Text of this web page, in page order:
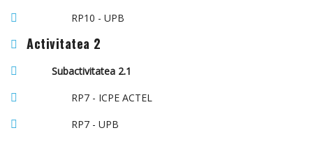
RP10 - UPB
Activitatea 2
Subactivitatea 2.1
RP7 - ICPE ACTEL
RP7 - UPB